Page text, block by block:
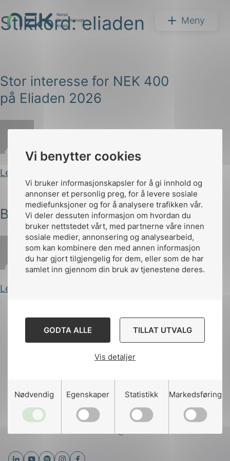
Vi benytter cookies
Vi bruker informasjonskapsler for å gi innhold og
annonser et personlig preg, for å levere sosiale
mediefunksjoner og for å analysere trafikken vår.
Vi deler dessuten informasjon om hvordan du
bruker nettstedet vårt, med partnerne våre innen
sosiale medier, annonsering og analysearbeid,
som kan kombinere den med annen informasjon
du har gjort tilgjengelig for dem, eller som de har
samlet inn gjennom din bruk av tjenestene deres.
GODTA ALLE TILLAT UTVALG
Vis detaljer
Nødvendig Egenskaper Statistikk Markedsføring
Hopp
til
NEK Meny
Søk
Stikkord:eliaden
Stor interesse for NEK 400
på Eliaden 2026
Iselin Dahl Publisert 03.06.2026
Les innlegg
Besøk NEK på Eliaden 28-30 mai!
Iselin Dahl Publisert 16.05.2024
Les innlegg
Kontakt oss
Ansatte
Kontakt
Bruk av Cookies
Til